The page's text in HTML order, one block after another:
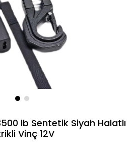
lb Sentetik Siyah Halatlı
Vinç 12V